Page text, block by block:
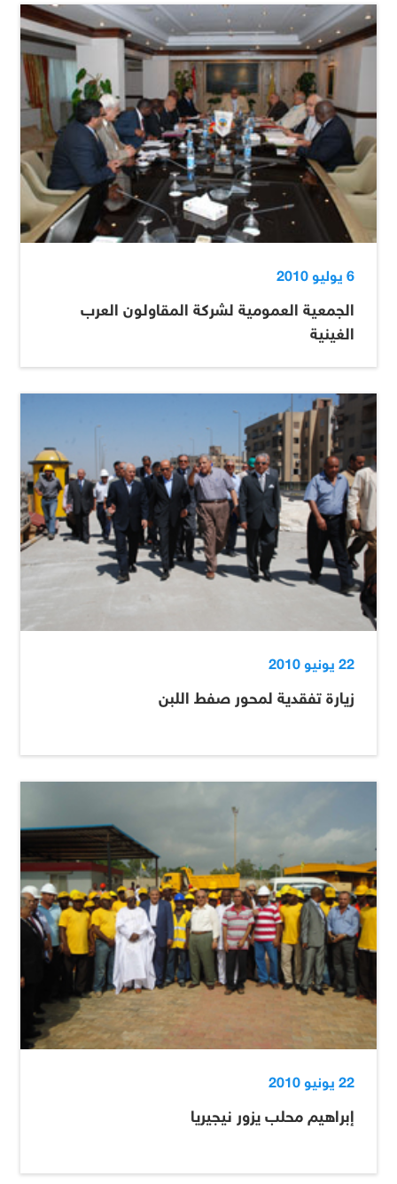
6 يوليو 2010
الجمعية العمومية لشركة المقاولون العرب
الغينية
22 يونيو 2010
زيارة تفقدية لمحور صفط اللبن
22 يونيو 2010
إبراهيم محلب يزور نيجيريا